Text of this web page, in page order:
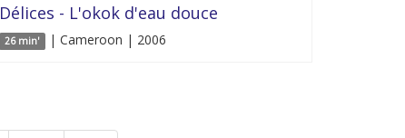
Délices - L'okok d'eau douce
26 min' | Cameroon | 2006